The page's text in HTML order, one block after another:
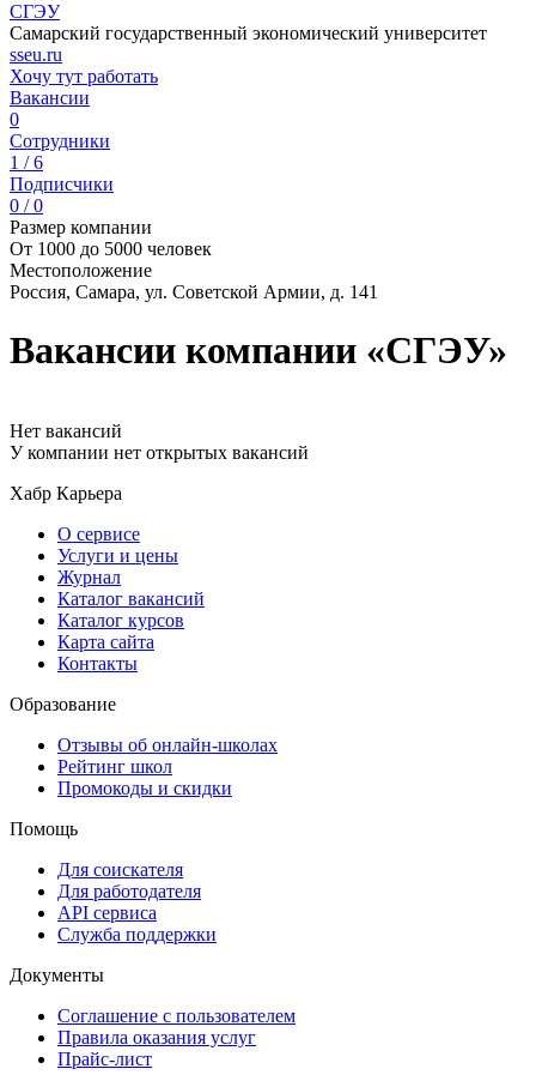
СГЭУ
Самарский государственный экономический университет
sseu.ru
Хочу тут работать
Вакансии
0
Сотрудники
1 / 6
Подписчики
0 / 0
Размер компании
От 1000 до 5000 человек
Местоположение
Россия, Самара, ул. Советской Армии, д. 141
Вакансии компании «СГЭУ»
Нет вакансий
У компании нет открытых вакансий
Хабр Карьера
О сервисе
Услуги и цены
Журнал
Каталог вакансий
Каталог курсов
Карта сайта
Контакты
Образование
Отзывы об онлайн-школах
Рейтинг школ
Промокоды и скидки
Помощь
Для соискателя
Для работодателя
API сервиса
Служба поддержки
Документы
Соглашение с пользователем
Правила оказания услуг
Прайс-лист